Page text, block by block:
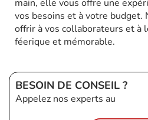
main, elle vous offre une
vos besoins et à votre budget.
offrir à vos collaborateurs et à
féerique et mémorable.
BESOIN DE CONSEIL ?
Appelez nos experts au